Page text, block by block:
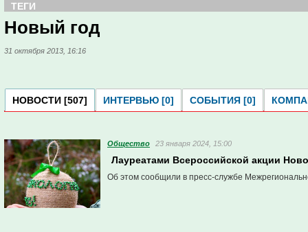
ТЕГИ
Новый год
31 октября 2013, 16:16
НОВОСТИ [507] ИНТЕРВЬЮ [0] СОБЫТИЯ [0]
Общество 23 января 2024, 15:00
Лауреатами Всероссийской акции
Об этом сообщили в пресс-службе